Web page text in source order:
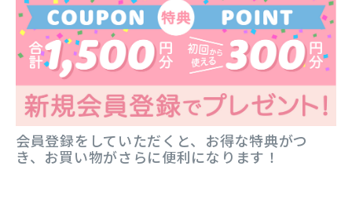
会員登録をしていただくと、お得な特典がつ
き、お買い物がさらに便利になります！